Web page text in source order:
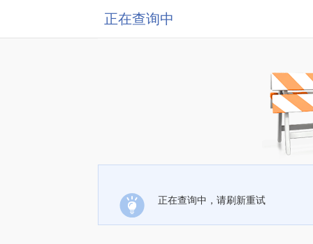
正在查询中
正在查询中，请刷新重试